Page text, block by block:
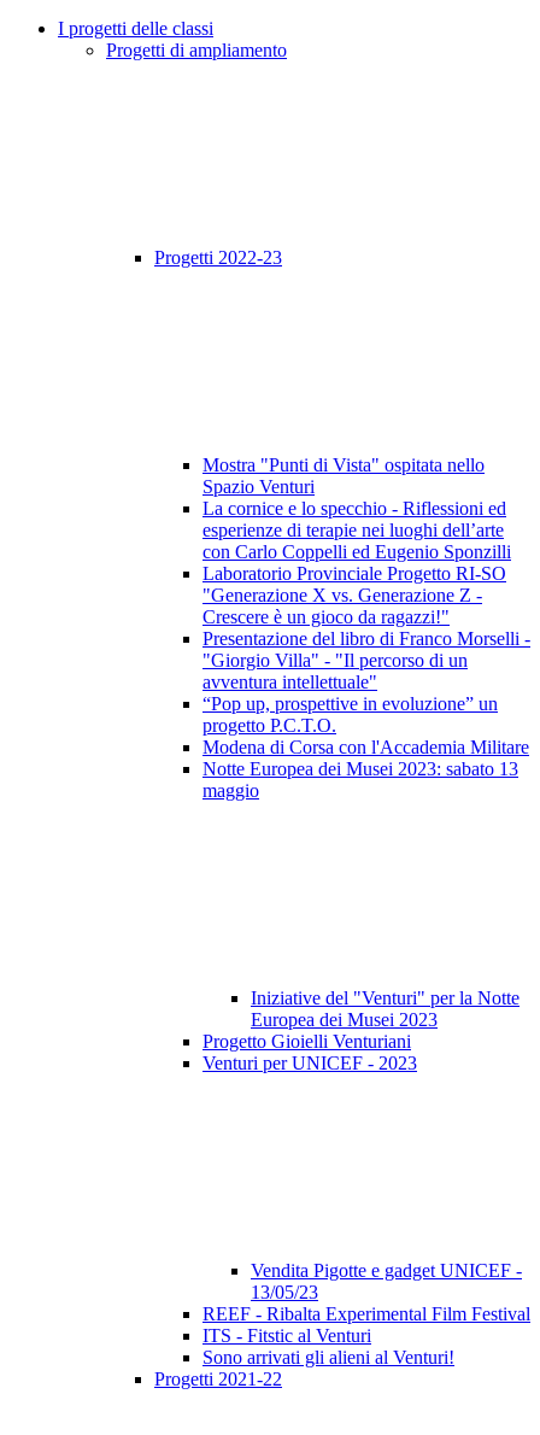
I progetti delle classi
Progetti di ampliamento
Progetti 2022-23
Mostra "Punti di Vista" ospitata nello
Spazio Venturi
La cornice e lo specchio - Riflessioni ed
esperienze di terapie nei luoghi dell’arte
con Carlo Coppelli ed Eugenio Sponzilli
Laboratorio Provinciale Progetto RI-SO
"Generazione X vs. Generazione Z -
Crescere è un gioco da ragazzi!"
Presentazione del libro di Franco Morselli -
"Giorgio Villa" - "Il percorso di un
avventura intellettuale"
“Pop up, prospettive in evoluzione” un
progetto P.C.T.O.
Modena di Corsa con l'Accademia Militare
Notte Europea dei Musei 2023: sabato 13
maggio
Iniziative del "Venturi" per la Notte
Europea dei Musei 2023
Progetto Gioielli Venturiani
Venturi per UNICEF - 2023
Vendita Pigotte e gadget UNICEF -
13/05/23
REEF - Ribalta Experimental Film Festival
ITS - Fitstic al Venturi
Sono arrivati gli alieni al Venturi!
Progetti 2021-22